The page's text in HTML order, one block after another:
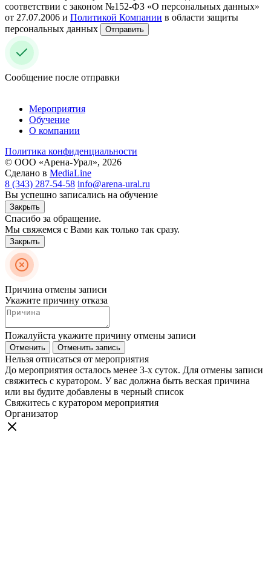
соответствии с законом №152-ФЗ «О персональных данных»
от 27.07.2006 и Политикой Компании в области защиты
персональных данных
Отправить
Сообщение после отправки
Мероприятия
Обучение
О компании
Политика конфиденциальности
© ООО «Арена-Урал», 2026
Сделано в MediaLine
8 (343) 287-54-58 info@arena-ural.ru
Вы успешно записались на обучение
Закрыть
Спасибо за обращение.
Мы свяжемся с Вами как только так сразу.
Закрыть
Причина отмены записи
Укажите причину отказа
Пожалуйста укажите причину отмены записи
Отменить Отменить запись
Нельзя отписаться от мероприятия
До мероприятия осталось менее 3-х суток. Для отмены записи
свяжитесь с куратором. У вас должна быть веская причина
или вы будите добавлены в черный список
Свяжитесь с куратором мероприятия
Организатор